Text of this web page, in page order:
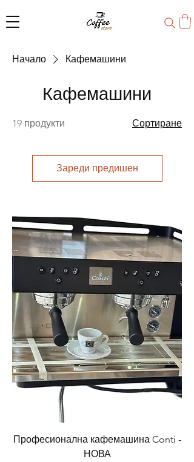
Начало Кафемашини
Кафемашини
19 продукти Сортиране
Зареди предишен
Професионална кафемашина Conti -
НОВА